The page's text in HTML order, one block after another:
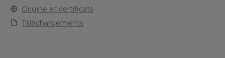
Origine et certificats
Téléchargements